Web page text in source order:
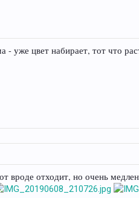
уже цвет набирает, тот что
вроде отходит, но очень